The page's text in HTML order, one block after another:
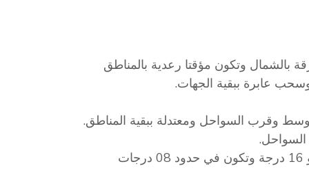
بالشمال وتكون مؤقتا رعدية بالمناطق
عابرة ببقية الجهات.
وقرب السواحل ومعتدلة ببقية المناطق.
– الحرارة تتواصل في انخفاض وتتراوح القصوى بين 12 و 16 درجة وتكون في حدود 08 درجات